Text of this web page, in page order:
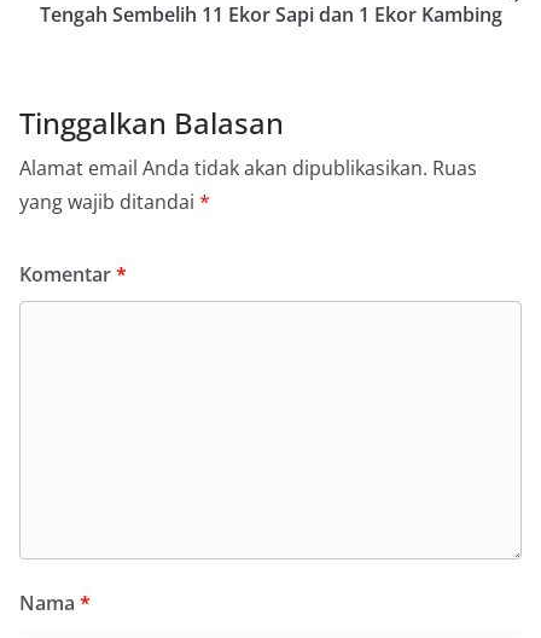
Tengah Sembelih 11 Ekor Sapi dan 1 Ekor Kambing
Tinggalkan Balasan
Alamat email Anda tidak akan dipublikasikan. Ruas
yang wajib ditandai *
Komentar*
Nama *